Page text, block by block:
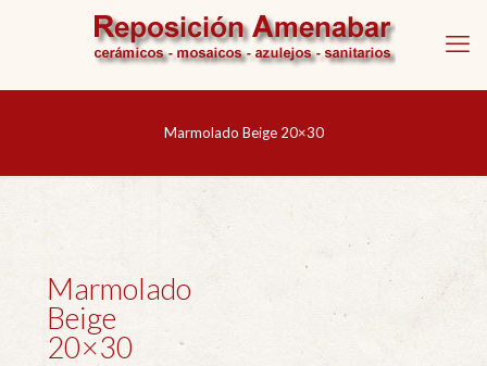
Marmolado Beige 20×30
Marmolado
Beige
20×30